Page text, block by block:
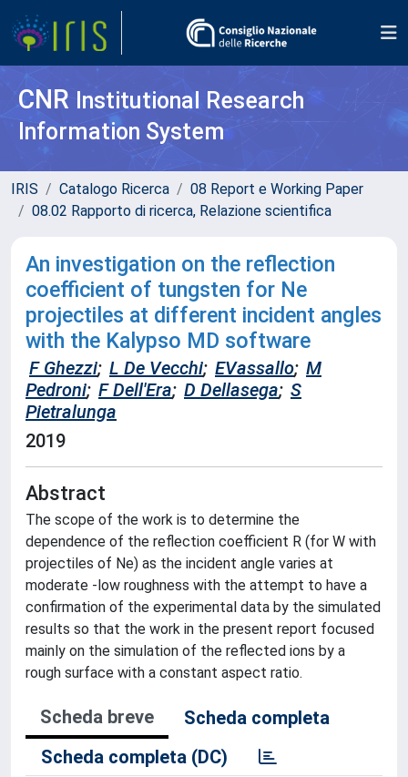
CNR Institutional Research
Information System
IRIS Catalogo Ricerca
08 Report e Working Paper
08.02 Rapporto di ricerca, Relazione scientifica
An investigation on the reflection
coefficient of tungsten for Ne
projectiles at different incident angles
with the Kalypso MD software
F Ghezzi; L De Vecchi; EVassallo; M
Pedroni; F Dell'Era; D Dellasega; S
Pietralunga
2019
Abstract
The scope of the work is to determine the
dependence of the reflection coefficient R (for W with
projectiles of Ne) as the incident angle varies at
moderate -low roughness with the attempt to have a
confirmation of the experimental data by the simulated
results so that the work in the present report focused
mainly on the simulation of the reflected ions by a
rough surface with a constant aspect ratio.
Scheda breve
Scheda completa
Scheda completa (DC)